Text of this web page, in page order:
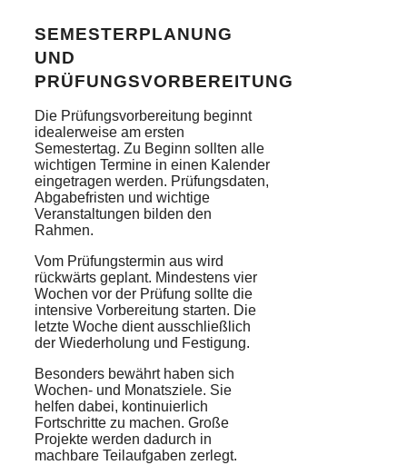
SEMESTERPLANUNG
UND
PRÜFUNGSVORBEREITUNG
Die Prüfungsvorbereitung beginnt
idealerweise am ersten
Semestertag. Zu Beginn sollten alle
wichtigen Termine in einen Kalender
eingetragen werden. Prüfungsdaten,
Abgabefristen und wichtige
Veranstaltungen bilden den
Rahmen.
Vom Prüfungstermin aus wird
rückwärts geplant. Mindestens vier
Wochen vor der Prüfung sollte die
intensive Vorbereitung starten. Die
letzte Woche dient ausschließlich
der Wiederholung und Festigung.
Besonders bewährt haben sich
Wochen- und Monatsziele. Sie
helfen dabei, kontinuierlich
Fortschritte zu machen. Große
Projekte werden dadurch in
machbare Teilaufgaben zerlegt.